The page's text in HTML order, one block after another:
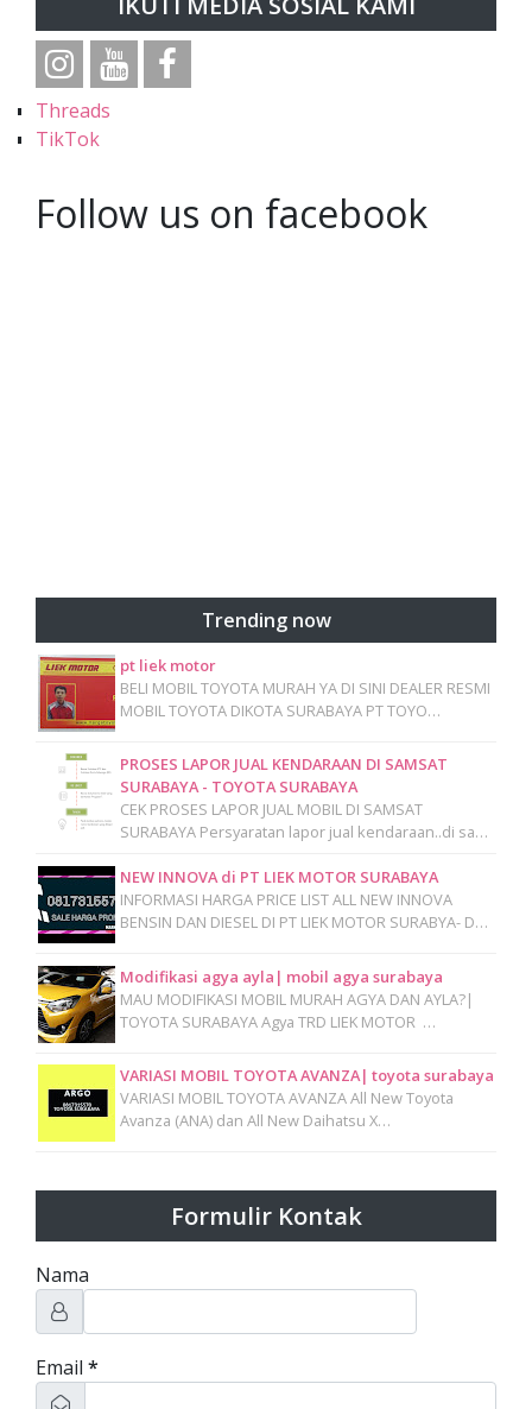
Threads
TikTok
Follow us on facebook
Trending now
pt liek motor
BELI MOBIL TOYOTA MURAH YA DI SINI DEALER RESMI
MOBIL TOYOTA DIKOTA SURABAYA PT TOYO…
PROSES LAPOR JUAL KENDARAAN DI SAMSAT
SURABAYA - TOYOTA SURABAYA
CEK PROSES LAPOR JUAL MOBIL DI SAMSAT
SURABAYA Persyaratan lapor jual kendaraan..di sa…
NEW INNOVA di PT LIEK MOTOR SURABAYA
INFORMASI HARGA PRICE LIST ALL NEW INNOVA
BENSIN DAN DIESEL DI PT LIEK MOTOR SURABYA- D…
Modifikasi agya ayla| mobil agya surabaya
MAU MODIFIKASI MOBIL MURAH AGYA DAN AYLA?|
TOYOTA SURABAYA Agya TRD LIEK MOTOR …
VARIASI MOBIL TOYOTA AVANZA| toyota surabaya
VARIASI MOBIL TOYOTA AVANZA All New Toyota
Avanza (ANA) dan All New Daihatsu X…
Formulir Kontak
Nama
Email *